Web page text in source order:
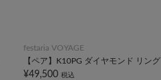
festaria VOYAGE
【ペア】K10PG ダイヤモンド リング
¥49,500 税込